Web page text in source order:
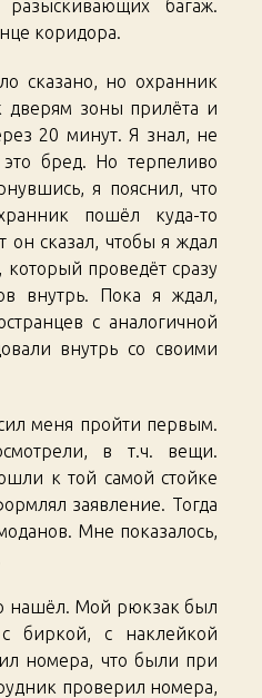
разыскивающих багаж.
коридора.
сказано, но охранник
дверям зоны прилёта и
20 минут. Я знал, не
это бред. Но терпеливо
я пояснил, что
пошёл куда-то
он сказал, чтобы я ждал
который проведёт сразу
внутрь. Пока я ждал,
с аналогичной
внутрь со своими
меня пройти первым.
в т.ч. вещи.
к той самой стойке
заявление. Тогда
Мне показалось,
нашёл. Мой рюкзак был
биркой, с наклейкой
номера, что были при
проверил номера,